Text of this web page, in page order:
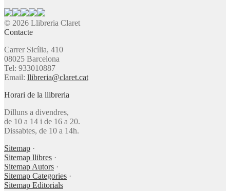
© 2026 Llibreria Claret
Contacte
Carrer Sicília, 410
08025 Barcelona
Tel: 933010887
Email: llibreria@claret.cat
Horari de la llibreria
Dilluns a divendres,
de 10 a 14 i de 16 a 20.
Dissabtes, de 10 a 14h.
Sitemap ·
Sitemap llibres ·
Sitemap Autors ·
Sitemap Categories ·
Sitemap Editorials